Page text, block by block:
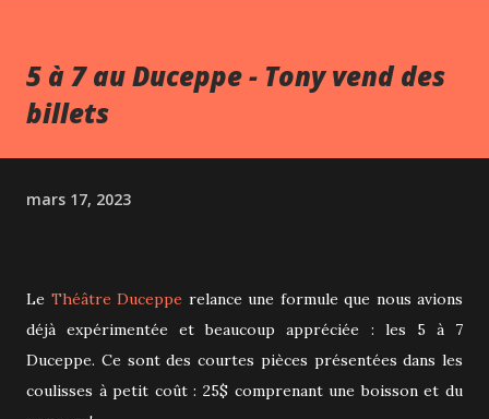
5 à 7 au Duceppe - Tony vend des
billets
mars 17, 2023
Le Théâtre Duceppe relance une formule que nous avions
déjà expérimentée et beaucoup appréciée : les 5 à 7
Duceppe. Ce sont des courtes pièces présentées dans les
coulisses à petit coût : 25$ comprenant une boisson et du